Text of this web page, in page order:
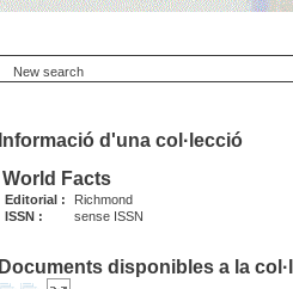
New search
Informació d'una col·lecció
World Facts
Editorial :
Richmond
ISSN :
sense ISSN
Documents disponibles a la